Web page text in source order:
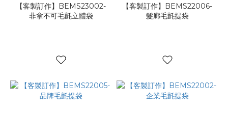
【客製訂作】BEMS23002-
非拿不可毛氈立體袋
【客製訂作】BEMS22006-
髮廊毛氈提袋